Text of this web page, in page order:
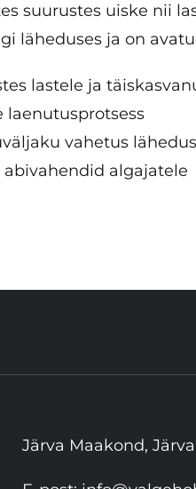
suurustes uiske nii
läheduses ja on
lastele ja
laenutusprotsess
vahetus
abivahendid algajatele
Järva Maakond,